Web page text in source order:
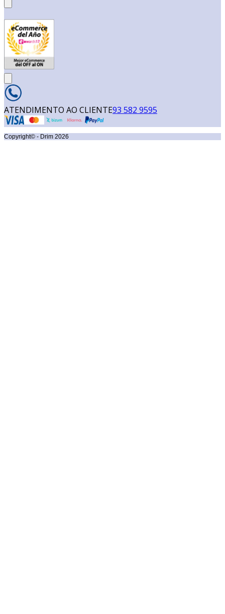
ATENDIMENTO AO CLIENTE93 582 9595
Copyright© - Drim 2026